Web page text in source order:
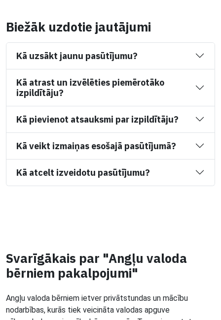
Biežāk uzdotie jautājumi
Kā uzsākt jaunu pasūtījumu?
Kā atrast un izvēlēties piemērotāko
izpildītāju?
Kā pievienot atsauksmi par izpildītāju?
Kā veikt izmaiņas esošajā pasūtījumā?
Kā atcelt izveidotu pasūtījumu?
Svarīgākais par "Angļu valoda
bērniem pakalpojumi"
Angļu valoda bērniem ietver privātstundas un mācību
nodarbības, kurās tiek veicināta valodas apguve